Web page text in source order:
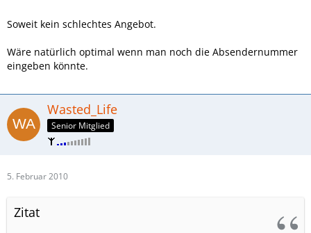
Soweit kein schlechtes Angebot.
Wäre natürlich optimal wenn man noch die Absendernummer
eingeben könnte.
Wasted_Life
Senior Mitglied
5. Februar 2010
Zitat